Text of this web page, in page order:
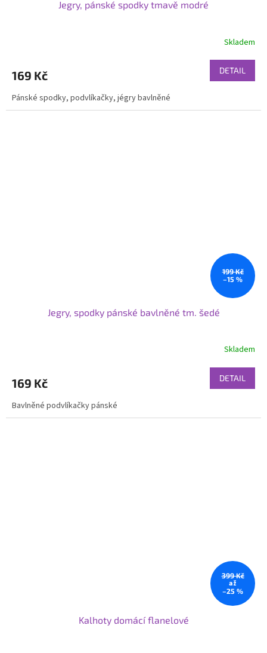
Jegry, pánské spodky tmavě modré
Skladem
169 Kč DETAIL
Pánské spodky, podvlíkačky, jégry bavlněné
199 Kč
–15 %
Jegry, spodky pánské bavlněné tm. šedé
Skladem
169 Kč DETAIL
Bavlněné podvlíkačky pánské
399 Kč
až
–25 %
Kalhoty domácí flanelové